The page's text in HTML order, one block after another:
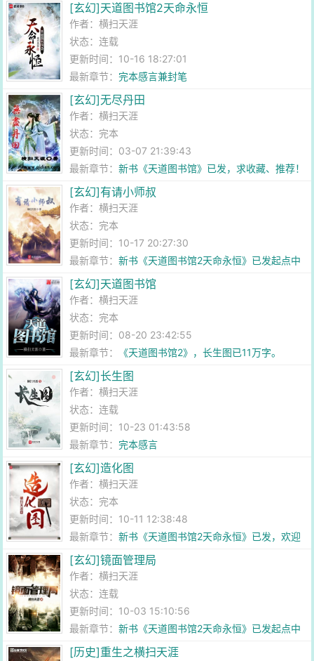
[玄幻]天道图书馆2天命永恒
作者：横扫天涯
状态：连载
更新时间：10-16 18:27:01
最新章节：完本感言兼封笔
[玄幻]无尽丹田
作者：横扫天涯
状态：完本
更新时间：03-07 21:39:43
最新章节：新书《天道图书馆》已发，求收藏、推荐！
[玄幻]有请小师叔
作者：横扫天涯
状态：完本
更新时间：10-17 20:27:30
最新章节：新书《天道图书馆2天命永恒》已发起点中
文网，欢迎大家收藏、推荐！
[玄幻]天道图书馆
作者：横扫天涯
状态：完本
更新时间：08-20 23:42:55
最新章节：
《天道图书馆2》，长生图已11万字。
[玄幻]长生图
作者：横扫天涯
状态：连载
更新时间：10-23 01:43:58
最新章节：完本感言
[玄幻]造化图
作者：横扫天涯
状态：完本
更新时间：10-11 12:38:48
最新章节：新书《天道图书馆2天命永恒》已发，欢迎
收藏、推荐！
[玄幻]镜面管理局
作者：横扫天涯
状态：连载
更新时间：10-03 15:10:56
最新章节：新书《天道图书馆2天命永恒》已发起点中
文网，欢迎大家收藏、推荐！
[历史]重生之横扫天涯